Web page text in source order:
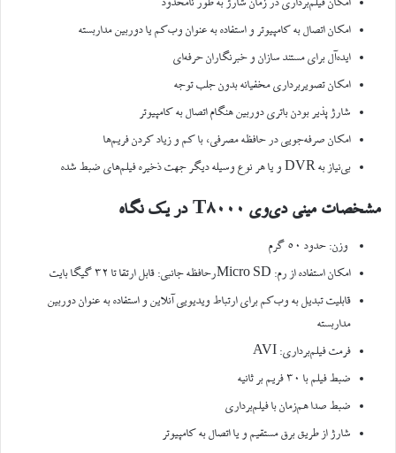
امکان اتصال به کامپیوتر و استفاده به عنوان وب‌کم یا دوربین مداربسته
ایده‌آل برای مستند سازان و خبرنگاران حرفه‌ای
امکان تصویر‌برداری مخفیانه بدون جلب توجه
شارژ پذیر بودن باتری دوربین هنگام اتصال به کامپیوتر
امکان صرفه‌جویی در حافظه مصرفی، با کم و زیاد کردن فریم‌ها
بی‌نیاز به DVR و یا هر نوع وسیله دیگر جهت ذخیره فیلم‌های ضبط شده
مشخصات مینی دی‌وی T8000 در یک نگاه
وزن: حدود ۵۰ گرم
امکان استفاده از رم: Micro SDرحافظه جانبی: قابل ارتقا تا ۳۲ گیگا بایت
قابلیت تبدیل به وب‌کم برای ارتباط ویدیویی آنلاین و استفاده به عنوان دوربین
مداربسته
فرمت فیلم‌برداری: AVI
ضبط فیلم با ۳۰ فریم بر ثانیه
ضبط صدا هم‌زمان با فیلم‌برداری
شارژ از طریق برق مستقیم و یا اتصال به کامپیوتر